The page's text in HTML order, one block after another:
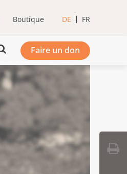
Boutique DE FR
Faire un don